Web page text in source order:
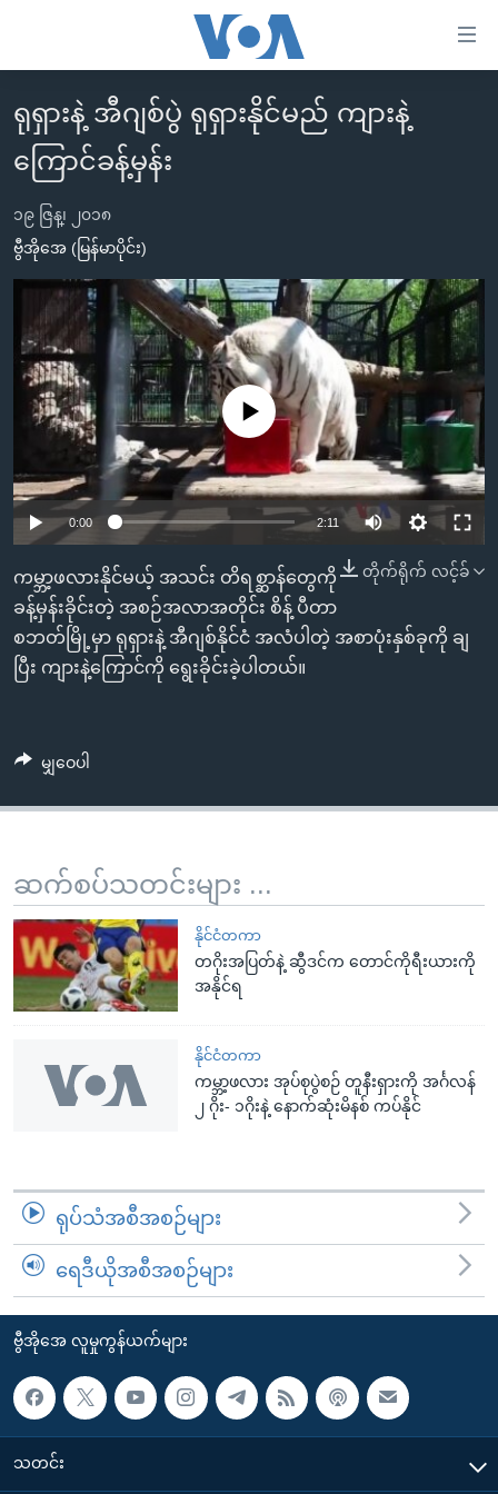
လွယ်ကူ
စေ
သည့်
Link
များ
အကြောင်းအရာ
ကျော်
ကြည့်
ပင်မ
အ
ညွန်း
ကျော်
ကြည့်
ရန်
သို့
မူလစာမျက်နှာ
မြန်မာ
နိုင်ငံတကာ
အမေရိကန်
တရုတ်
အစ္စရေး-ပါလက်စတိုင်း
ဗွီဒီယို
သတင်းလွတ်လပ်ခွင့်
ရပ်ဝန်းတခု လမ်းတခု အလွန်
အင်္ဂလိပ်စာလေ့လာမယ်
အမေရိကန်သုံးအီဒီယံ
မကြေးမုံရဲ့ အင်္ဂလိပ်စာ
ရုပ်ရှင်ထဲက အင်္ဂလိပ်စာ
သုတပဒေသာ အင်္ဂလိပ်စာ
အပတ်စဉ်ကဏ္ဍများ
ရေဒီယို
တီဗွီ
ရေဒီယိုနှင့်ရုပ်သံ အချက်အလက်များ
ရေဒီယို/တီဗွီအစီအစဉ်
Learning English
ဗွီအိုအေ လူမှုကွန်ယက်များ
ရုရှားနဲ့ အီဂျစ်ပွဲ ရုရှားနိုင်မည် ကျားနဲ့
ကြောင်ခန့်မှန်း
၁၉ ဇြန္၊ ၂၀၁၈
ဗွီအိုအေ (မြန်မာပိုင်း)
No media source currently available
0:00 2:11
တိုက်ရိုက် လင့်ခ်
ကမ္ဘာ့ဖလားနိုင်မယ့် အသင်း တိရစ္ဆာန်တွေကို
ခန့်မှန်းခိုင်းတဲ့ အစဉ်အလာအတိုင်း စိန့် ပီတာ
စဘတ်မြို့မှာ ရုရှားနဲ့ အီဂျစ်နိုင်ငံ အလံပါတဲ့ အစာပုံးနှစ်ခုကို ချ
ပြီး ကျားနဲ့ကြောင်ကို ရွေးခိုင်းခဲ့ပါတယ်။
မျှဝေပါ
ဆက်စပ်သတင်းများ ...
နိုင်ငံတကာ
တဂိုးအပြတ်နဲ့ ဆွီဒင်က တောင်ကိုရီးယားကို
အနိုင်ရ
နိုင်ငံတကာ
ကမ္ဘာ့ဖလား အုပ်စုပွဲစဉ် တူနီးရှားကို အင်္ဂလန်
၂ ဂိုး- ၁ဂိုးနဲ့ နောက်ဆုံးမိနစ် ကပ်နိုင်
ရုပ်သံအစီအစဉ်များ
ရေဒီယိုအစီအစဉ်များ
ဗွီအိုအေ လူမှုကွန်ယက်များ
သတင်း